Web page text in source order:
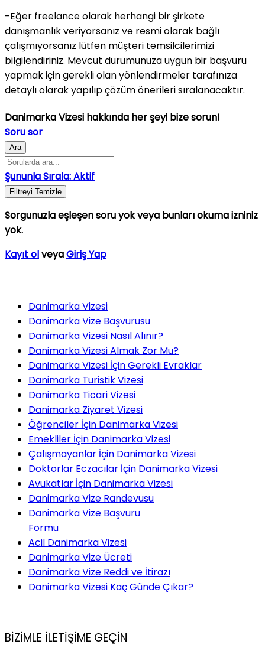
-Eğer freelance olarak herhangi bir şirkete
danışmanlık veriyorsanız ve resmi olarak bağlı
çalışmıyorsanız lütfen müşteri temsilcilerimizi
bilgilendiriniz. Mevcut durumunuza uygun bir başvuru
yapmak için gerekli olan yönlendirmeler tarafınıza
detaylı olarak yapılıp çözüm önerileri sıralanacaktır.
Danimarka Vizesi hakkında her şeyi bize sorun!
Soru sor
Ara
Şununla Sırala:Aktif
Filtreyi Temizle
Sorgunuzla eşleşen soru yok veya bunları okuma izniniz
yok.
Kayıt olveyaGiriş Yap
Danimarka Vizesi
Danimarka Vize Başvurusu
Danimarka Vizesi Nasıl Alınır?
Danimarka Vizesi Almak Zor Mu?
Danimarka Vizesi İçin Gerekli Evraklar
Danimarka Turistik Vizesi
Danimarka Ticari Vizesi
Danimarka Ziyaret Vizesi
Öğrenciler İçin Danimarka Vizesi
Emekliler İçin Danimarka Vizesi
Çalışmayanlar İçin Danimarka Vizesi
Doktorlar Eczacılar İçin Danimarka Vizesi
Avukatlar İçin Danimarka Vizesi
Danimarka Vize Randevusu
Danimarka Vize Başvuru
Formu
Acil Danimarka Vizesi
Danimarka Vize Ücreti
Danimarka Vize Reddi ve İtirazı
Danimarka Vizesi Kaç Günde Çıkar?
BİZİMLE İLETİŞİME GEÇİN